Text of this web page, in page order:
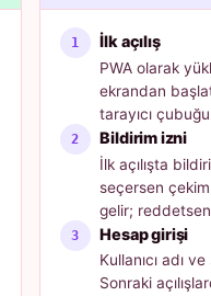
İlk açılış
PWA olarak
ekrandan
tarayıcı
Bildirim izni
İlk açılışta
seçersen çekim
gelir; reddetsen
Hesap girişi
Kullanıcı adı
Sonraki